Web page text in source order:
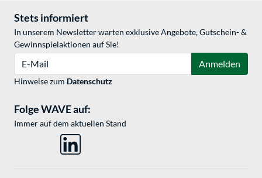
Stets informiert
In unserem Newsletter warten exklusive Angebote, Gutschein- &
Gewinnspielaktionen auf Sie!
Anmelden
Hinweise zum Datenschutz
Folge WAVE auf:
Immer auf dem aktuellen Stand